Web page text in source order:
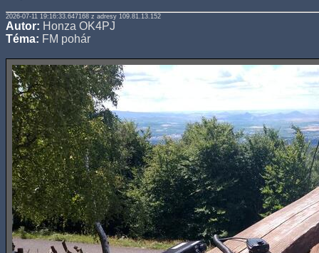
2026-07-11 19:16:33.647168 z adresy 109.81.13.152
Autor: Honza OK4PJ
Téma: FM pohár